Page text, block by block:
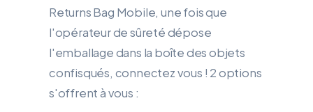
Returns Bag Mobile, une fois que
l'opérateur de sûreté dépose
l'emballage dans la boîte des objets
confisqués, connectez vous ! 2 options
s'offrent à vous :